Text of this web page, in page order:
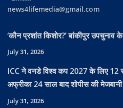
news4lifemedia@gmail.com
‘कौन प्रशांत किशोर?’ बांकीपुर उपचुनाव
July 31, 2026
ICC ने वनडे विश्व कप 2027 के लिए 12
अफ्रीका 24 साल बाद शोपीस की
July 31, 2026